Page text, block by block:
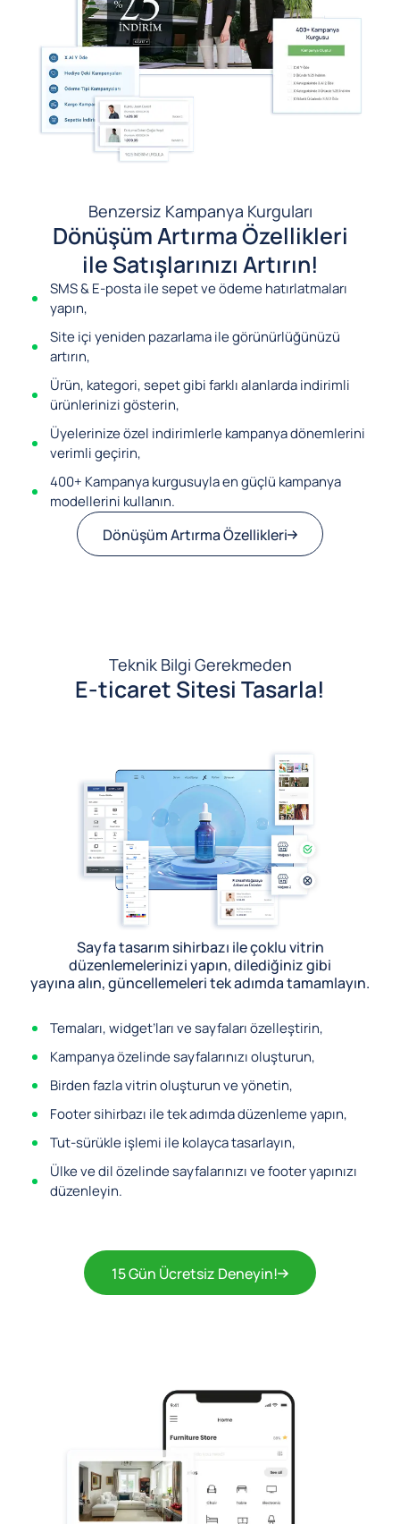
Benzersiz Kampanya Kurguları
Dönüşüm Artırma Özellikleri
ile Satışlarınızı Artırın!
SMS & E-posta ile sepet ve ödeme hatırlatmaları
yapın,
Site içi yeniden pazarlama ile görünürlüğünüzü
artırın,
Ürün, kategori, sepet gibi farklı alanlarda indirimli
ürünlerinizi gösterin,
Üyelerinize özel indirimlerle kampanya dönemlerini
verimli geçirin,
400+ Kampanya kurgusuyla en güçlü kampanya
modellerini kullanın.
Dönüşüm Artırma Özellikleri
Teknik Bilgi Gerekmeden
E-ticaret Sitesi Tasarla!
Sayfa tasarım sihirbazı ile çoklu vitrin
düzenlemelerinizi yapın, dilediğiniz gibi
yayına alın, güncellemeleri tek adımda tamamlayın.
Temaları, widget’ları ve sayfaları özelleştirin,
Kampanya özelinde sayfalarınızı oluşturun,
Birden fazla vitrin oluşturun ve yönetin,
Footer sihirbazı ile tek adımda düzenleme yapın,
Tut-sürükle işlemi ile kolayca tasarlayın,
Ülke ve dil özelinde sayfalarınızı ve footer yapınızı
düzenleyin.
15 Gün Ücretsiz Deneyin!